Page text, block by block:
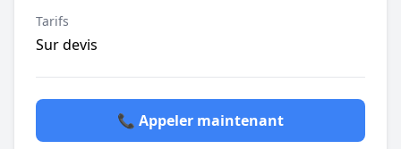
Tarifs
Sur devis
📞 Appeler maintenant